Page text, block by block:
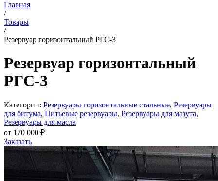
Главная
/
Товары
/
Резервуар горизонтальный РГС-3
Резервуар горизонтальный
РГС-3
Категории: Резервуары горизонтальные стальные, Резервуары
для битума, Питьевые резервуары, Резервуары для мазута,
Резервуары для масла
от 170 000 ₽
Заказать